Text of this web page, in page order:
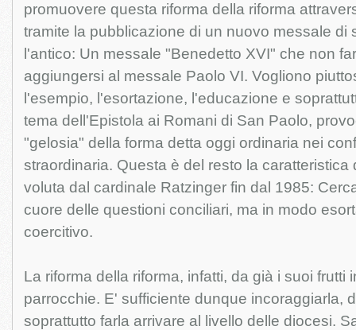
promuovere questa riforma della riforma
tramite la pubblicazione di un nuovo messale di
l'antico: Un messale "Benedetto XVI" che non
aggiungersi al messale Paolo VI. Vogliono
l'esempio, l'esortazione, l'educazione e
tema dell'Epistola ai Romani di San Paolo,
"gelosia" della forma detta oggi ordinaria nei
straordinaria. Questa è del resto la caratteristica
voluta dal cardinale Ratzinger fin dal 1985:
cuore delle questioni conciliari, ma in modo
coercitivo.
La riforma della riforma, infatti, da già i suoi frutti
parrocchie. E' sufficiente dunque incoraggiarla,
soprattutto farla arrivare al livello delle diocesi.